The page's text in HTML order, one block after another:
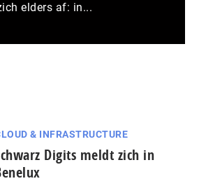
elders af: in...
& INFRASTRUCTURE
Digits meldt zich in